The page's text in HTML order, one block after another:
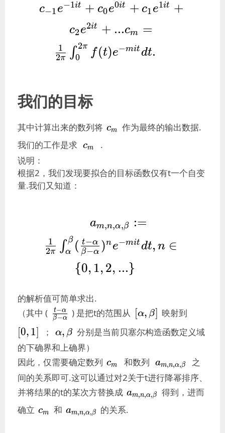
c−1e−1it + c0e0it + c1e1it +
c2e2it + ...cm =
2π
1 ∫0
2π
f(t)e−mitdt.
我们的目标
其中计算出来的数列将 c_m
cm
作为最终的输出数据.
我们的工作是求 c_m
cm
.
说明：
根据2，我们发现要拟合的目标函数仅有t一个自变
量.我们又知道：
(\frac{t-
\alpha})^ne^{-
{ 0,1,2,...
am,n,α,β :=
2π
1 ∫α
β ( β−α
t−α )ne−mitdt, n ∈
{0, 1, 2, ...}
的解析值可简单求出.
（其中 ( \frac{t-
\alpha}
{\beta-
\alpha}
β−α
t−α ) 是把t的范围从 [α,β]
α, β 映射到
0, 1 ； α,β
α, β 分别是当前贝塞尔构造函数定义域
的下确界和上确界）
因此，仅需要确定数列 c_m
cm 和数列 am,n,α,β
之
间的关系即可.这可以通过对2关于t进行降幂排序、
并将结果的t的某次方替换成 am,n,α,β
得到，进而
确立 c_m
cm 和 a_{m,n,\alpha,\beta}
am,n,α,β 的关系.